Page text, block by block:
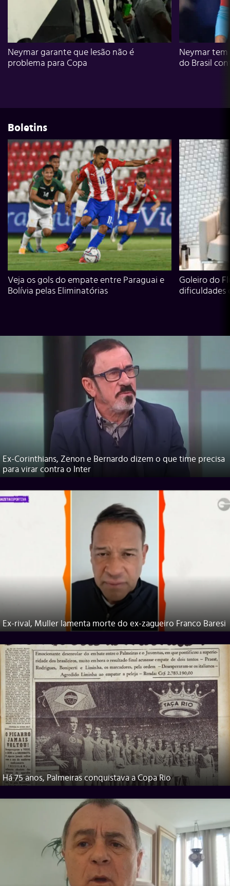
Neymar garante que lesão não é
problema para Copa
Neymar
do Brasil
Boletins
Veja os gols do empate entre Paraguai e
Bolívia pelas Eliminatórias
Goleiro do
dificuldades
Ex-Corinthians, Zenon e Bernardo dizem o que time precisa
para virar contra o Inter
Ex-rival, Muller lamenta morte do ex-zagueiro Franco Baresi
Há 75 anos, Palmeiras conquistava a Copa Rio